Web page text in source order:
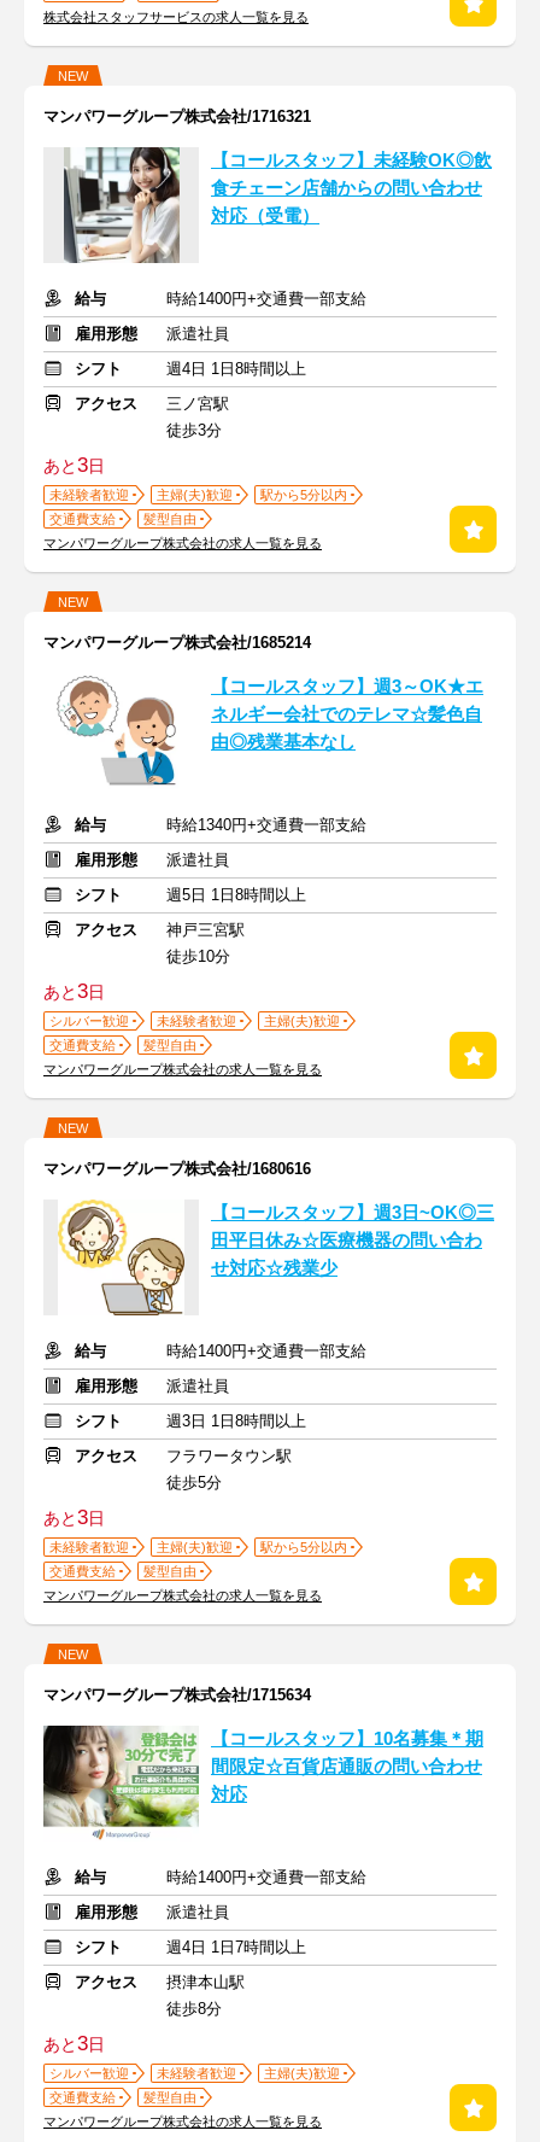
株式会社スタッフサービスの求人一覧を見る
NEW
マンパワーグループ株式会社/1716321
【コールスタッフ】未経験OK◎飲
食チェーン店舗からの問い合わせ
対応（受電）
給与
時給1400円+交通費一部支給
雇用形態
派遣社員
シフト
週4日 1日8時間以上
アクセス
三ノ宮駅
徒歩3分
あと3日
未経験者歓迎 主婦(夫)歓迎
駅から5分以内
交通費支給
髪型自由
マンパワーグループ株式会社の求人一覧を見る
NEW
マンパワーグループ株式会社/1685214
【コールスタッフ】週3～OK★エ
ネルギー会社でのテレマ☆髪色自
由◎残業基本なし
給与
時給1340円+交通費一部支給
雇用形態
派遣社員
シフト
週5日 1日8時間以上
アクセス
神戸三宮駅
徒歩10分
あと3日
シルバー歓迎 未経験者歓迎
主婦(夫)歓迎
交通費支給
髪型自由
マンパワーグループ株式会社の求人一覧を見る
NEW
マンパワーグループ株式会社/1680616
【コールスタッフ】週3日~OK◎三
田平日休み☆医療機器の問い合わ
せ対応☆残業少
給与
時給1400円+交通費一部支給
雇用形態
派遣社員
シフト
週3日 1日8時間以上
アクセス
フラワータウン駅
徒歩5分
あと3日
未経験者歓迎 主婦(夫)歓迎
駅から5分以内
交通費支給
髪型自由
マンパワーグループ株式会社の求人一覧を見る
NEW
マンパワーグループ株式会社/1715634
【コールスタッフ】10名募集＊期
間限定☆百貨店通販の問い合わせ
対応
給与
時給1400円+交通費一部支給
雇用形態
派遣社員
シフト
週4日 1日7時間以上
アクセス
摂津本山駅
徒歩8分
あと3日
シルバー歓迎 未経験者歓迎
主婦(夫)歓迎
交通費支給
髪型自由
マンパワーグループ株式会社の求人一覧を見る